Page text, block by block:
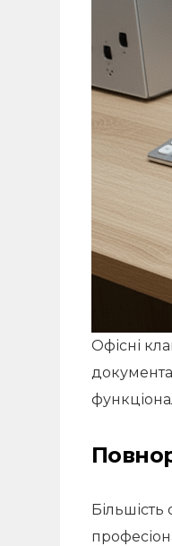
Офісні